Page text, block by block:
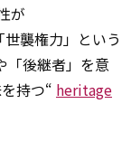
が
襲権力」という
「後継者」を意
持つ“ heritage